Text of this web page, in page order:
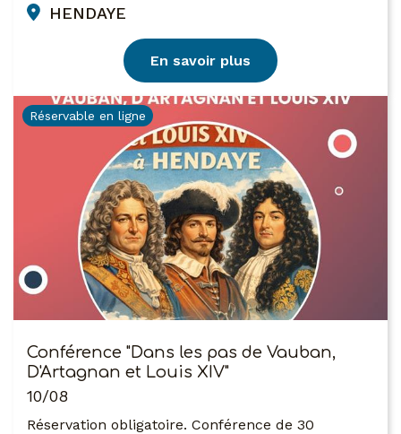
HENDAYE
En savoir plus
Réservable en ligne
Conférence "Dans les pas de Vauban,
D'Artagnan et Louis XIV"
10/08
Réservation obligatoire. Conférence de 30